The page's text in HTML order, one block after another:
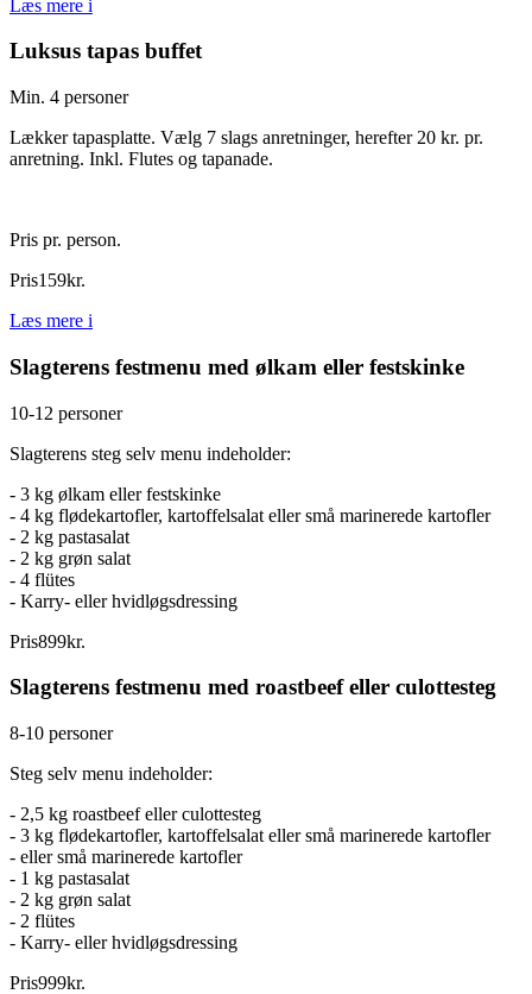
Læs mere i
Luksus tapas buffet
Min. 4 personer
Lækker tapasplatte. Vælg 7 slags anretninger, herefter 20 kr. pr.
anretning. Inkl. Flutes og tapanade.
Pris pr. person.
Pris159kr.
Læs mere i
Slagterens festmenu med ølkam eller festskinke
10-12 personer
Slagterens steg selv menu indeholder:
- 3 kg ølkam eller festskinke
- 4 kg flødekartofler, kartoffelsalat eller små marinerede kartofler
- 2 kg pastasalat
- 2 kg grøn salat
- 4 flütes
- Karry- eller hvidløgsdressing
Pris899kr.
Slagterens festmenu med roastbeef eller culottesteg
8-10 personer
Steg selv menu indeholder:
- 2,5 kg roastbeef eller culottesteg
- 3 kg flødekartofler, kartoffelsalat eller små marinerede kartofler
- eller små marinerede kartofler
- 1 kg pastasalat
- 2 kg grøn salat
- 2 flütes
- Karry- eller hvidløgsdressing
Pris999kr.